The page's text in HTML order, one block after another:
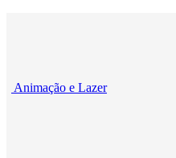
Animação e Lazer